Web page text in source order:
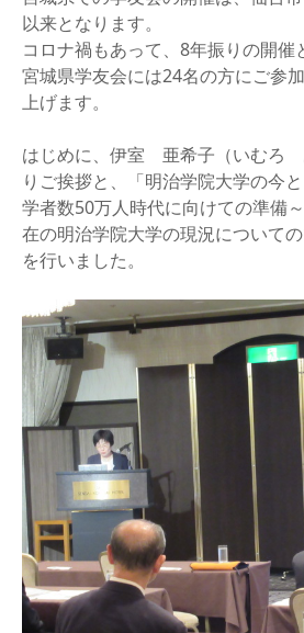
以来となります。
コロナ禍もあって、8年振りの開催
宮城県学友会には24名の方にご参
上げます。
はじめに、伊室 亜希子（いむろ
りご挨拶と、「明治学院大学の今
学者数50万人時代に向けての準備
在の明治学院大学の現況について
を行いました。